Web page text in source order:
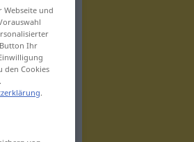
und
Ihr
den Cookies
.